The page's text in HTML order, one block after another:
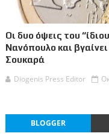
Οι δυο όψεις του
Νανόπουλο και
Σουκαρά
Diogenis Press Editor
BLOGGER